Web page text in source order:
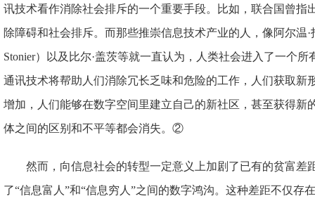
讯技术看作消除社会排斥的一个重要手段。比如，联合国曾指
除障碍和社会排斥。而那些推崇信息技术产业的人，像阿尔温·
Stonier）以及比尔·盖茨等就一直认为，人类社会进入了一个
通讯技术将帮助人们消除冗长乏味和危险的工作，人们获取新
增加，人们能够在数字空间里建立自己的新社区，甚至获得新
体之间的区别和不平等都会消失。②
然而，向信息社会的转型一定意义上加剧了已有的贫富差
了“信息富人”和“信息穷人”之间的数字鸿沟。这种差距不仅存